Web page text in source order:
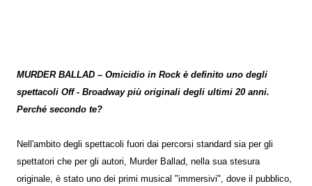
MURDER BALLAD – Omicidio in Rock è definito uno degli
spettacoli Off - Broadway più originali degli ultimi 20 anni.
Perché secondo te?
Nell'ambito degli spettacoli fuori dai percorsi standard sia per gli
spettatori che per gli autori, Murder Ballad, nella sua stesura
originale, è stato uno dei primi musical "immersivi", dove il pubblico,